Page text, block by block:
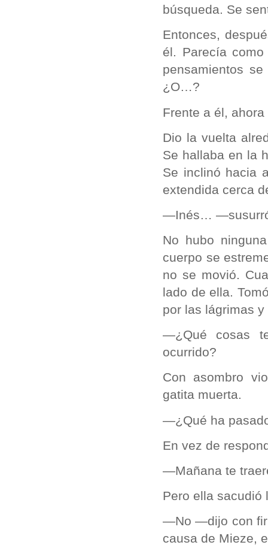
búsqueda. Se
Entonces,
él. Parecía
pensamientos
¿O…?
Frente a él,
Dio la vuelta
Se hallaba en la
Se inclinó hacia
extendida cerca
—Inés…
No hubo
cuerpo se
no se movió.
lado de ella.
por las lágrimas
—¿Qué cosas
ocurrido?
Con asombro
gatita muerta.
—¿Qué ha
En vez de
—Mañana te
Pero ella sacudió
—No —dijo con
causa de Mieze,